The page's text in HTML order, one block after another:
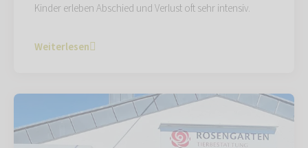
Kinder erleben Abschied und Verlust oft sehr intensiv.
Weiterlesen